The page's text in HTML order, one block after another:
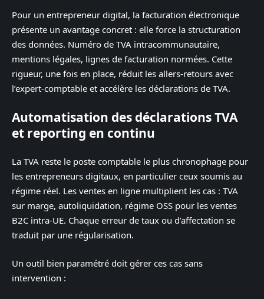
Pour un entrepreneur digital, la facturation électronique
présente un avantage concret : elle force la structuration
des données. Numéro de TVA intracommunautaire,
mentions légales, lignes de facturation normées. Cette
rigueur, une fois en place, réduit les allers-retours avec
l’expert-comptable et accélère les déclarations de TVA.
Automatisation des déclarations TVA
et reporting en continu
La TVA reste le poste comptable le plus chronophage pour
les entrepreneurs digitaux, en particulier ceux soumis au
régime réel. Les ventes en ligne multiplient les cas : TVA
sur marge, autoliquidation, régime OSS pour les ventes
B2C intra-UE. Chaque erreur de taux ou d’affectation se
traduit par une régularisation.
Un outil bien paramétré doit gérer ces cas sans
intervention :